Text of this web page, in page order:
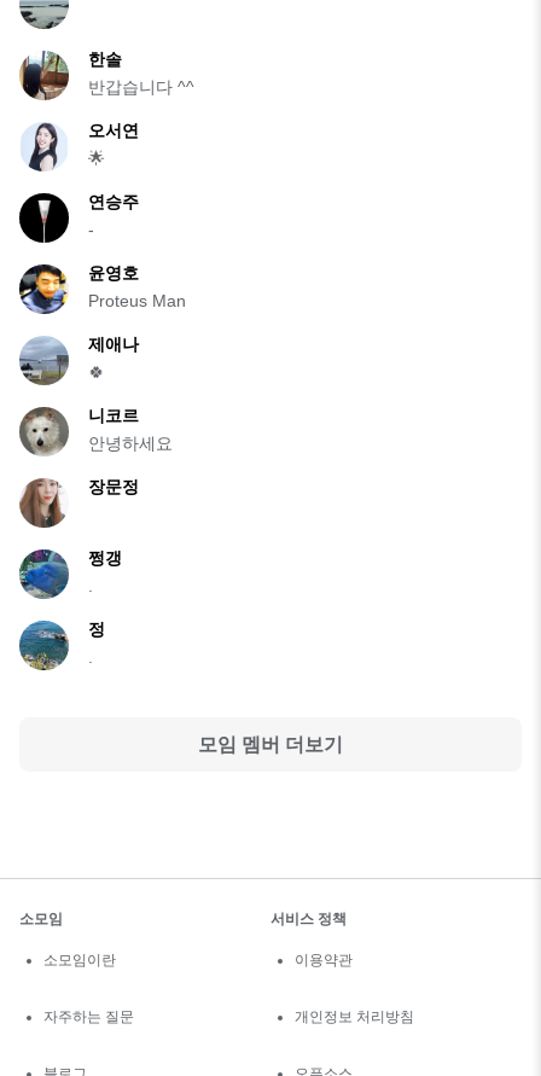
한솔
반갑습니다 ^^
오서연
🌟
연승주
-
윤영호
Proteus Man
제애나
🍀
니코르
안녕하세요
장문정
쩡갱
정
모임 멤버 더보기
소모임
소모임이란
자주하는 질문
서비스 정책
이용약관
개인정보 처리방침